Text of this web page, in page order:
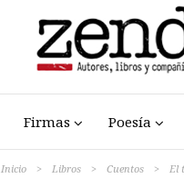
Firmas Poesía
Inicio > Libros > Cuentos > El